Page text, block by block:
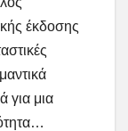
έκδοσης
για μια